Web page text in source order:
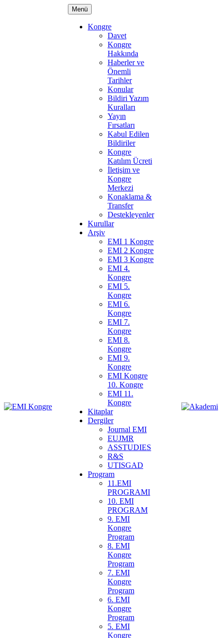
Menü
Kongre
Davet
Kongre
Hakkında
Haberler ve
Önemli
Tarihler
Konular
Bildiri Yazım
Kuralları
Yayın
Fırsatları
Kabul Edilen
Bildiriler
Kongre
Katılım Ücreti
İletişim ve
Kongre
Merkezi
Konaklama &
Transfer
Destekleyenler
Kurullar
Arşiv
EMI 1 Kongre
EMI 2 Kongre
EMI 3 Kongre
EMI 4.
Kongre
EMI 5.
Kongre
EMI 6.
Kongre
EMI 7.
Kongre
EMI 8.
Kongre
EMI 9.
Kongre
EMI Kongre
10. Kongre
EMI 11.
Kongre
Kitaplar
Dergiler
Journal EMI
EUJMR
ASSTUDIES
R&S
UTISGAD
Program
11.EMI
PROGRAMI
10. EMI
PROGRAM
9. EMI
Kongre
Program
8. EMI
Kongre
Program
7. EMI
Kongre
Program
6. EMI
Kongre
Program
5. EMI
Kongre